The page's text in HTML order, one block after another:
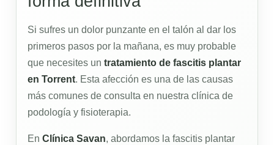
Si sufres un dolor punzante en el talón al dar los
primeros pasos por la mañana, es muy probable
que necesites un tratamiento de fascitis plantar
en Torrent. Esta afección es una de las causas
más comunes de consulta en nuestra clínica de
podología y fisioterapia.
En Clínica Savan, abordamos la fascitis plantar